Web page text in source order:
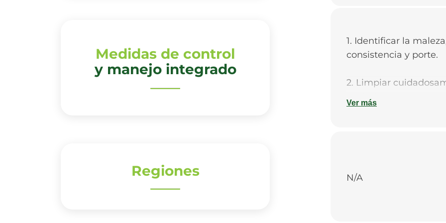
Medidas de control
y manejo integrado
1. Identificar la
consistencia y porte.
2. Limpiar
agrícolas.
de las labores
Ver más
Regiones N/A